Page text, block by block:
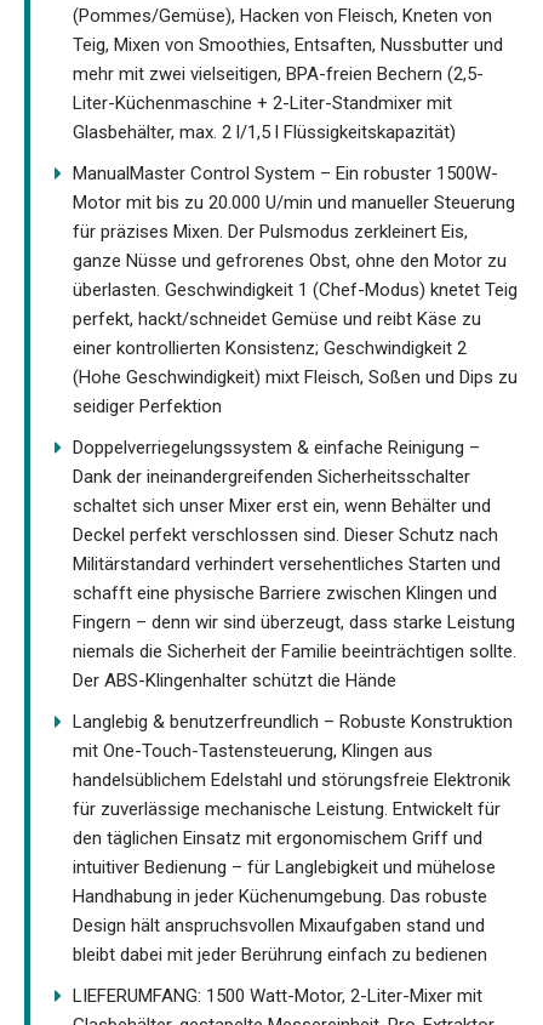
(Pommes/Gemüse), Hacken von Fleisch, Kneten von
Teig, Mixen von Smoothies, Entsaften, Nussbutter und
mehr mit zwei vielseitigen, BPA-freien Bechern (2,5-
Liter-Küchenmaschine + 2-Liter-Standmixer mit
Glasbehälter, max. 2 l/1,5 l Flüssigkeitskapazität)
ManualMaster Control System – Ein robuster 1500W-
Motor mit bis zu 20.000 U/min und manueller Steuerung
für präzises Mixen. Der Pulsmodus zerkleinert Eis,
ganze Nüsse und gefrorenes Obst, ohne den Motor zu
überlasten. Geschwindigkeit 1 (Chef-Modus) knetet Teig
perfekt, hackt/schneidet Gemüse und reibt Käse zu
einer kontrollierten Konsistenz; Geschwindigkeit 2
(Hohe Geschwindigkeit) mixt Fleisch, Soßen und Dips zu
seidiger Perfektion
Doppelverriegelungssystem & einfache Reinigung –
Dank der ineinandergreifenden Sicherheitsschalter
schaltet sich unser Mixer erst ein, wenn Behälter und
Deckel perfekt verschlossen sind. Dieser Schutz nach
Militärstandard verhindert versehentliches Starten und
schafft eine physische Barriere zwischen Klingen und
Fingern – denn wir sind überzeugt, dass starke Leistung
niemals die Sicherheit der Familie beeinträchtigen sollte.
Der ABS-Klingenhalter schützt die Hände
Langlebig & benutzerfreundlich – Robuste Konstruktion
mit One-Touch-Tastensteuerung, Klingen aus
handelsüblichem Edelstahl und störungsfreie Elektronik
für zuverlässige mechanische Leistung. Entwickelt für
den täglichen Einsatz mit ergonomischem Griff und
intuitiver Bedienung – für Langlebigkeit und mühelose
Handhabung in jeder Küchenumgebung. Das robuste
Design hält anspruchsvollen Mixaufgaben stand und
bleibt dabei mit jeder Berührung einfach zu bedienen
LIEFERUMFANG: 1500 Watt-Motor, 2-Liter-Mixer mit